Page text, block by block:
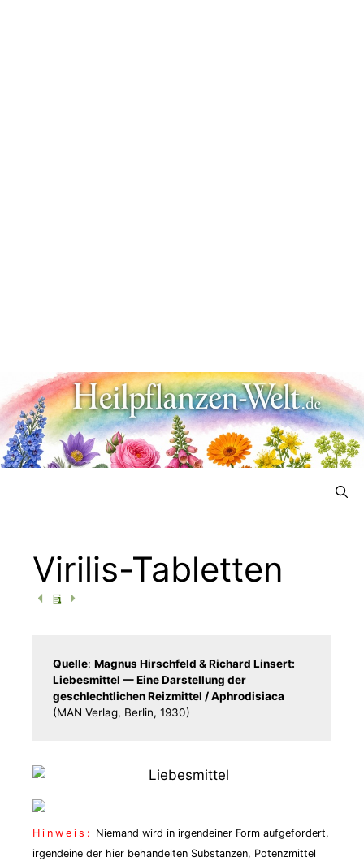
Virilis-Tabletten
Quel­le: Magnus Hirsch­feld & Richard Lin­sert:
Lie­bes­mit­tel — Eine Dar­stel­lung der
geschlecht­li­chen Reiz­mit­tel /​​ Aphro­di­sia­ca
(MAN Ver­lag, Ber­lin, 1930)
Hin­weis: Nie­mand wird in irgend­ei­ner Form auf­ge­for­dert,
irgend­ei­ne der hier behan­del­ten Sub­stan­zen, Potenz­mit­tel